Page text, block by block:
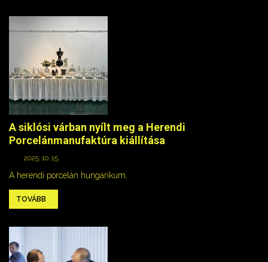
A siklósi várban nyílt meg a Herendi
Porcelánmanufaktúra kiállítása
2025. 10. 15.
A herendi porcelán hungarikum.
TOVÁBB